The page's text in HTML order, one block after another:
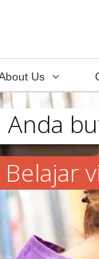
Us
Anda
Belajar